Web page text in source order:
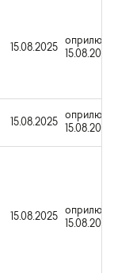
15.08.2025
15.08.2025
15.08.2025
15.08.2025
15.08.2025
15.08.2025